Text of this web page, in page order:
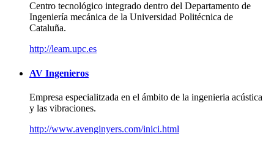
Centro tecnológico integrado dentro del Departamento de
Ingeniería mecánica de la Universidad Politécnica de
Cataluña.
http://leam.upc.es
AV Ingenieros
Empresa especialitzada en el ámbito de la ingenieria acústica
y las vibraciones.
http://www.avenginyers.com/inici.html